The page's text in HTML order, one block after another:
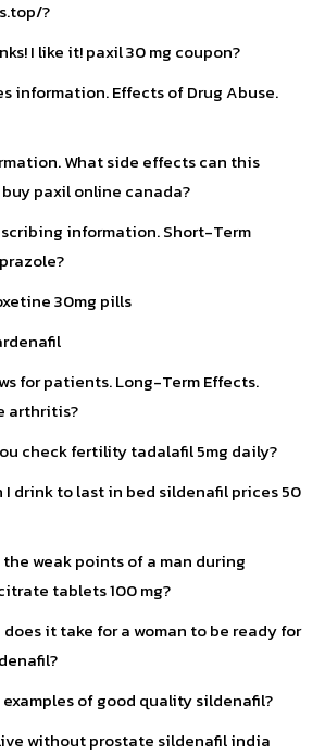
?
I like it! paxil 30 mg coupon?
information. Effects of Drug Abuse.
What side effects can this
paxil online canada?
information. Short-Term
30mg pills
for patients. Long-Term Effects.
arthritis?
check fertility tadalafil 5mg daily?
I drink to last in bed sildenafil prices 50
the weak points of a man during
tablets 100 mg?
does it take for a woman to be ready for
examples of good quality sildenafil?
without prostate sildenafil india